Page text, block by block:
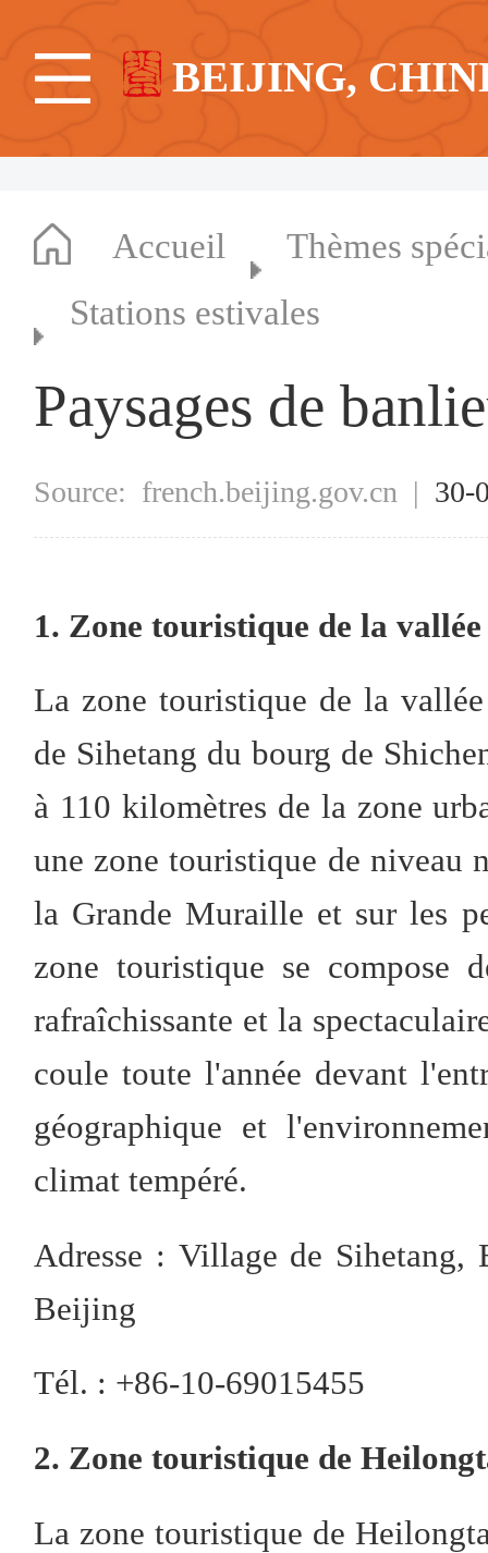
BEIJING,
Accueil
Thèmes
Stations estivales
Paysages de
Source: french.beijing.gov.cn | 30-
1. Zone touristique de la
La zone touristique de la
de Sihetang du bourg de
à 110 kilomètres de la zone
une zone touristique de niveau
la Grande Muraille et sur les
zone touristique se compose
rafraîchissante et la
coule toute l'année devant
géographique et
climat tempéré.
Adresse : Village de
Beijing
Tél. : +86-10-69015455
2. Zone touristique de
La zone touristique de